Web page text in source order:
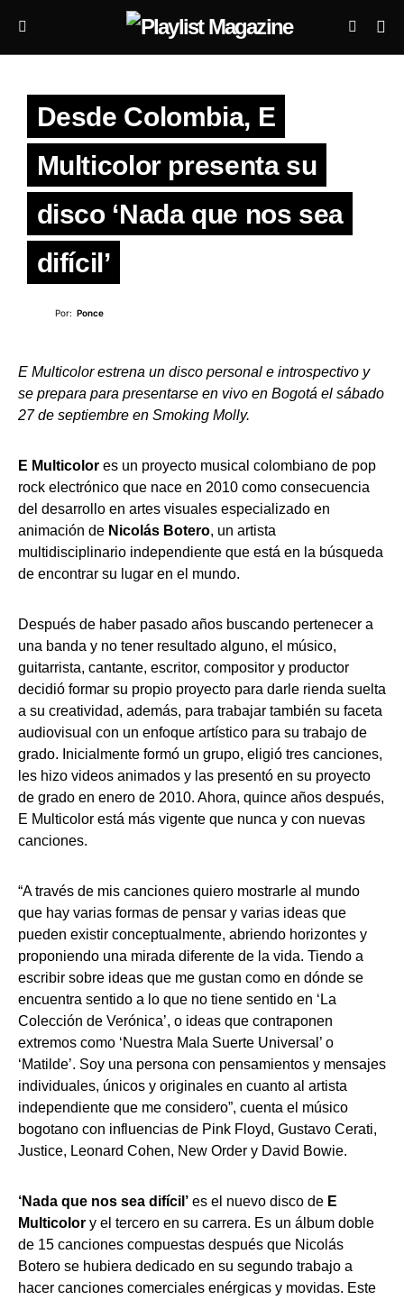
Desde Colombia, E
Multicolor presenta su
disco ‘Nada que nos sea
difícil’
Por: Ponce
E Multicolor estrena un disco personal e introspectivo y
se prepara para presentarse en vivo en Bogotá el sábado
27 de septiembre en Smoking Molly.
E Multicolor es un proyecto musical colombiano de pop
rock electrónico que nace en 2010 como consecuencia
del desarrollo en artes visuales especializado en
animación de Nicolás Botero, un artista
multidisciplinario independiente que está en la búsqueda
de encontrar su lugar en el mundo.
Después de haber pasado años buscando pertenecer a
una banda y no tener resultado alguno, el músico,
guitarrista, cantante, escritor, compositor y productor
decidió formar su propio proyecto para darle rienda suelta
a su creatividad, además, para trabajar también su faceta
audiovisual con un enfoque artístico para su trabajo de
grado. Inicialmente formó un grupo, eligió tres canciones,
les hizo videos animados y las presentó en su proyecto
de grado en enero de 2010. Ahora, quince años después,
E Multicolor está más vigente que nunca y con nuevas
canciones.
“A través de mis canciones quiero mostrarle al mundo
que hay varias formas de pensar y varias ideas que
pueden existir conceptualmente, abriendo horizontes y
proponiendo una mirada diferente de la vida. Tiendo a
escribir sobre ideas que me gustan como en dónde se
encuentra sentido a lo que no tiene sentido en ‘La
Colección de Verónica’, o ideas que contraponen
extremos como ‘Nuestra Mala Suerte Universal’ o
‘Matilde’. Soy una persona con pensamientos y mensajes
individuales, únicos y originales en cuanto al artista
independiente que me considero”, cuenta el músico
bogotano con influencias de Pink Floyd, Gustavo Cerati,
Justice, Leonard Cohen, New Order y David Bowie.
‘Nada que nos sea difícil’ es el nuevo disco de E
Multicolor y el tercero en su carrera. Es un álbum doble
de 15 canciones compuestas después que Nicolás
Botero se hubiera dedicado en su segundo trabajo a
hacer canciones comerciales enérgicas y movidas. Este